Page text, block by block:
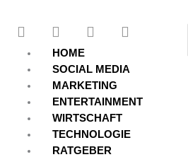
springen
F
a
e
o
T
w
i
t
t
e
r
Y
o
u
b
e
L
i
k
d
i
HOME
SOCIAL MEDIA
MARKETING
ENTERTAINMENT
WIRTSCHAFT
TECHNOLOGIE
RATGEBER